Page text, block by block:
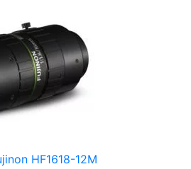
HF1618-12M